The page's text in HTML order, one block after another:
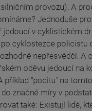
provozu). A
Jednoduše
jedoucí v cyklistickém
cyklostezce policistu
nepřesvědčí. A
oděvu jedoucí na
příklad "pocitu" na
značné míry v
také: Existují lidé,